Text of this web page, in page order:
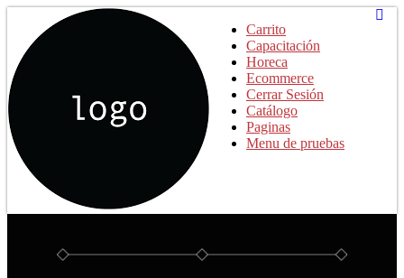
Carrito
Capacitación
Horeca
Ecommerce
Cerrar Sesión
Catálogo
Paginas
Menu de pruebas